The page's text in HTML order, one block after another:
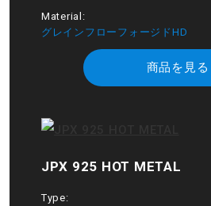
Material:
グレインフローフォージドHD
商品を見る
JPX 925 HOT METAL
Type: